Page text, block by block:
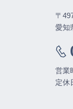
〒
愛知
営業
定休